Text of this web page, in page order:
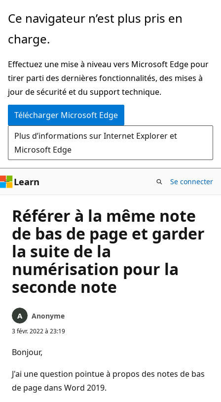
Passer
directement
au
principal
Ce navigateur n’est plus pris en
charge.
Effectuez une mise à niveau vers Microsoft Edge pour
tirer parti des dernières fonctionnalités, des mises à
jour de sécurité et du support technique.
Télécharger Microsoft Edge
Plus d’informations sur Internet Explorer et
Microsoft Edge
Learn Se connecter
Référer à la même note
de bas de page et garder
la suite de la
numérisation pour la
seconde note
Anonyme
3 févr. 2022 à 23:19
Bonjour,
J'ai une question pointue à propos des notes de bas
de page dans Word 2019.